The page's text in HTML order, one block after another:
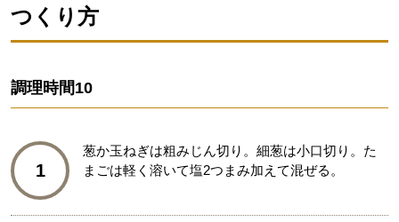
つくり方
調理時間10
1
葱か玉ねぎは粗みじん切り。細葱は小口切り。た
まごは軽く溶いて塩2つまみ加えて混ぜる。